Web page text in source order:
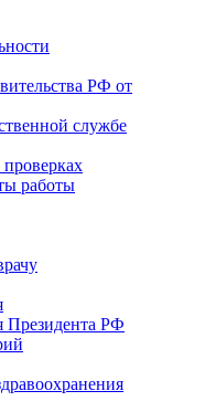
РФ от
службе
работы
Президента РФ